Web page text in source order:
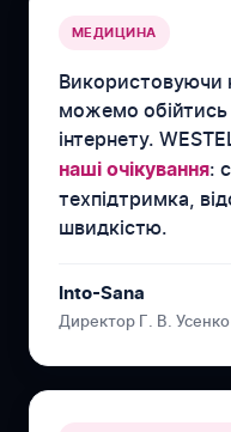
МЕДИЦИНА
Використовуючи
можемо обійтись
інтернету.
наші очікування:
техпідтримка,
швидкістю.
Into-Sana
Директор Г. В. Усенко